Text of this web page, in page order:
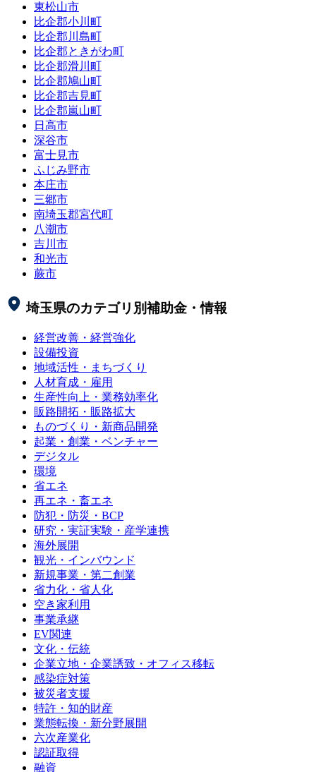
東松山市
比企郡小川町
比企郡川島町
比企郡ときがわ町
比企郡滑川町
比企郡鳩山町
比企郡吉見町
比企郡嵐山町
日高市
深谷市
富士見市
ふじみ野市
本庄市
三郷市
南埼玉郡宮代町
八潮市
吉川市
和光市
蕨市
埼玉県のカテゴリ別補助金・情報
経営改善・経営強化
設備投資
地域活性・まちづくり
人材育成・雇用
生産性向上・業務効率化
販路開拓・販路拡大
ものづくり・新商品開発
起業・創業・ベンチャー
デジタル
環境
省エネ
再エネ・畜エネ
防犯・防災・BCP
研究・実証実験・産学連携
海外展開
観光・インバウンド
新規事業・第二創業
省力化・省人化
空き家利用
事業承継
EV関連
文化・伝統
企業立地・企業誘致・オフィス移転
感染症対策
被災者支援
特許・知的財産
業態転換・新分野展開
六次産業化
認証取得
融資